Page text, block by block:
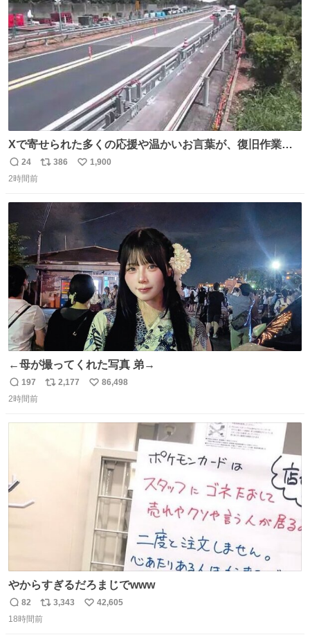
数
Xで寄せられた多くの応援や温かいお言葉が、復旧作業に
携わる社員の大きな励みとなっております。ありがとうご
ざいます。 九州道
返
信
24
リ
ト
数
386
い
数
1,900
2時間前
←母が撮ってくれた写真 弟→
返
信
197
リ
2,177
い
86,498
2時間前
やからすぎるだろまじでwww
返
信
82
リ
ポ
3,343
い
42,605
18時間前